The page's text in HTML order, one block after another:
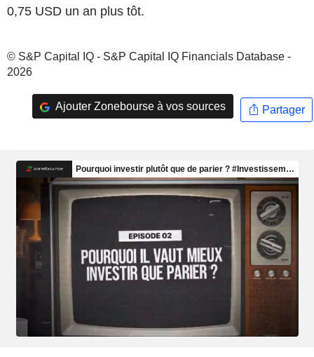
0,75 USD un an plus tôt.
© S&P Capital IQ - S&P Capital IQ Financials Database -
2026
Ajouter Zonebourse à vos sources Partager